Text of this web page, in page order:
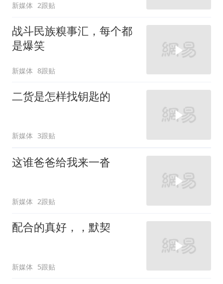
新媒体 2跟贴
战斗民族糗事汇，每个都
是爆笑
新媒体 8跟贴
二货是怎样找钥匙的
新媒体 3跟贴
这谁爸爸给我来一沓
新媒体 2跟贴
配合的真好，，默契
新媒体 5跟贴